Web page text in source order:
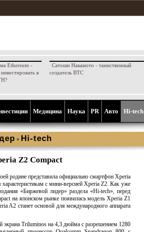
Ethereum -
в
Сатоши Накамото - таинственный
создатель BTC
Медицина Наука PR Aвто Hi-tech
» Hi-tech
Z2 Compact
родине представила официально смартфон Xperia
с мини-версией Xperia Z2. Как уже
«Биржевой лидер» раздела «Hi-tech», перед
на японском рынке появилась модель Xperia Z1
A2 станет основой для международного аппарата
экрана Triluminos на 4,3 дюйма с разрешением 1280